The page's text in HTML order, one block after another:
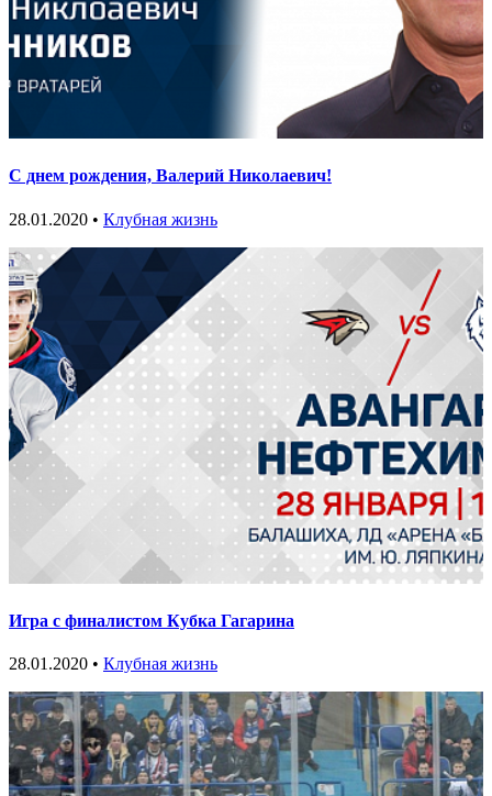
С днем рождения, Валерий Николаевич!
28.01.2020 • Клубная жизнь
Игра с финалистом Кубка Гагарина
28.01.2020 • Клубная жизнь